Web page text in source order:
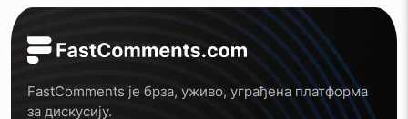
FastComments је брза, уживо, уграђена платформа
за дискусију.